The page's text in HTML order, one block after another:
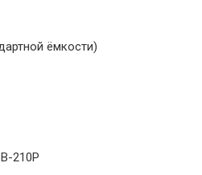
ёмкости)
210P